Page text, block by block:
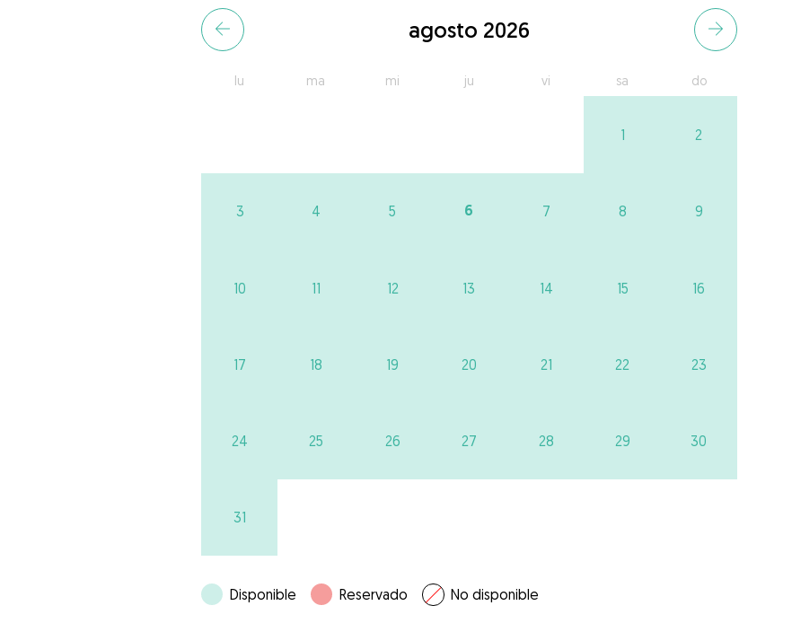
agosto 2026
lu ma mi ju vi sa do
1 2
3 4 5 6 7 8 9
10 11 12 13 14 15 16
17 18 19 20 21 22 23
24 25 26 27 28 29 30
31
Disponible Reservado No disponible